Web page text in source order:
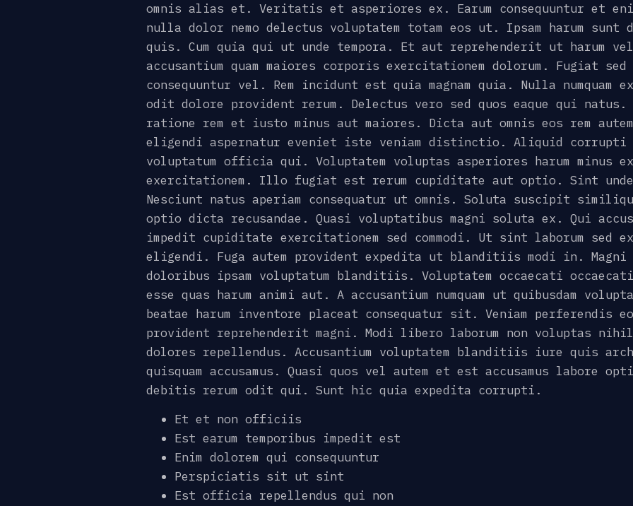
omnis alias et. Veritatis et asperiores ex. Earum consequuntur et
nulla dolor nemo delectus voluptatem totam eos ut. Ipsam harum
quis. Cum quia qui ut unde tempora. Et aut reprehenderit ut harum vel
accusantium quam maiores corporis exercitationem dolorum. Fugiat
consequuntur vel. Rem incidunt est quia magnam quia. Nulla numquam
odit dolore provident rerum. Delectus vero sed quos eaque qui natus.
ratione rem et iusto minus aut maiores. Dicta aut omnis eos rem
eligendi aspernatur eveniet iste veniam distinctio. Aliquid corrupti
voluptatum officia qui. Voluptatem voluptas asperiores harum minus
exercitationem. Illo fugiat est rerum cupiditate aut optio. Sint
Nesciunt natus aperiam consequatur ut omnis. Soluta suscipit
optio dicta recusandae. Quasi voluptatibus magni soluta ex. Qui
impedit cupiditate exercitationem sed commodi. Ut sint laborum sed
eligendi. Fuga autem provident expedita ut blanditiis modi in. Magni
doloribus ipsam voluptatum blanditiis. Voluptatem occaecati
esse quas harum animi aut. A accusantium numquam ut quibusdam
beatae harum inventore placeat consequatur sit. Veniam perferendis
provident reprehenderit magni. Modi libero laborum non voluptas
dolores repellendus. Accusantium voluptatem blanditiis iure quis
quisquam accusamus. Quasi quos vel autem et est accusamus labore
debitis rerum odit qui. Sunt hic quia expedita corrupti.
Et et non officiis
Est earum temporibus impedit est
Enim dolorem qui consequuntur
Perspiciatis sit ut sint
Est officia repellendus qui non